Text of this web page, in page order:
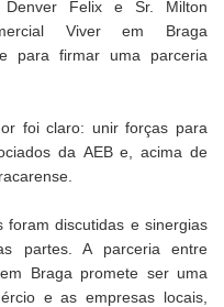
Felix e Sr. Milton
Viver em Braga
para firmar uma parceria
foi claro: unir forças para
da AEB e, acima de
foram discutidas e sinergias
partes. A parceria entre
Braga promete ser uma
e as empresas locais,